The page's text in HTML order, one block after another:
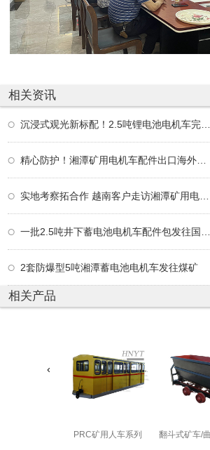
相关资讯
沉浸式观光新标配！2.5吨锂电池电机车完成整机调试
精心防护！湘潭矿用电机车配件出口海外矿山
实地考察拓合作 越南客户走访湘潭矿用电机车生产基地
一批2.5吨井下蓄电池电机车配件包发往国外矿山
2套防爆型5吨湘潭蓄电池电机车发往煤矿
相关产品
PRC矿用人车系列